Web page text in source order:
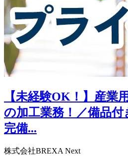
【未経験OK！】産業
の加工業務！／備品
完備...
株式会社BREXA Next